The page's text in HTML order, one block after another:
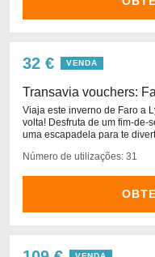
32 € VENDA
Transavia vouchers:
Viaja este inverno de Faro a
volta! Desfruta de um fim-de-
uma escapadela para te
Número de utilizações: 31